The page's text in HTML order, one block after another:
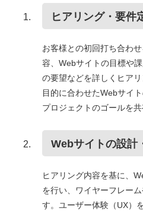
ヒアリング・要件
お客様との初回打ち合わ
容、Webサイトの目標や
の要望などを詳しくヒアリ
目的に合わせたWebサイ
プロジェクトのゴールを共
Webサイトの設計
ヒアリング内容を基に、
を行い、ワイヤーフレー
す。ユーザー体験（UX）